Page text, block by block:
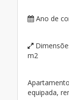
Ano de
m2
equipada,